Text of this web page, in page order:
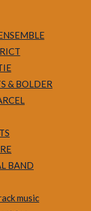
& BOLDER
BAND
music